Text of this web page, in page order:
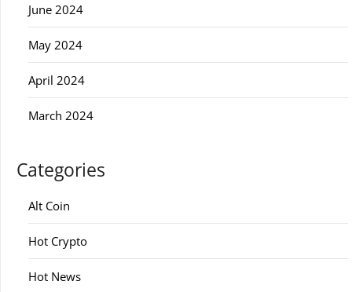
June 2024
May 2024
April 2024
March 2024
Categories
Alt Coin
Hot Crypto
Hot News